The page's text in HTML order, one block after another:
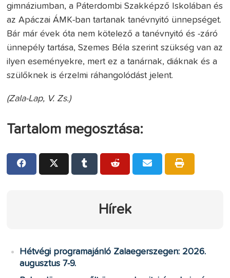
gimnáziumban, a Páterdombi Szakképző Iskolában és
az Apáczai ÁMK-ban tartanak tanévnyitó ünnepséget.
Bár már évek óta nem kötelező a tanévnyitó és -záró
ünnepély tartása, Szemes Béla szerint szükség van az
ilyen eseményekre, mert ez a tanárnak, diáknak és a
szülőknek is érzelmi ráhangolódást jelent.
(Zala-Lap, V. Zs.)
Tartalom megosztása:
Hírek
Hétvégi programajánló Zalaegerszegen: 2026.
augusztus 7-9.